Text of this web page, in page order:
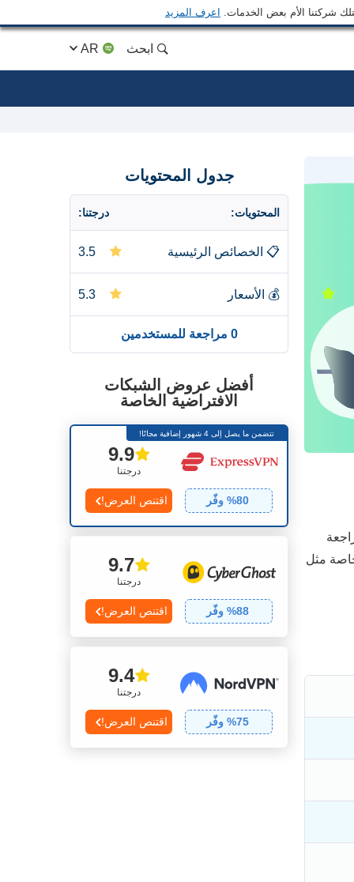
شركتنا الأم بعض الخدمات. اعرف المزيد
ابحث
مثل
جدول المحتويات
المحتويات: درجتنا:
📋 الخصائص الرئيسية 3.5
💰 الأسعار 5.3
0 مراجعة للمستخدمين
أفضل عروض الشبكات
الافتراضية الخاصة
تتضمن ما يصل إلى 4 شهور إضافية مجانًا!
درجتنا
9.9
80% وفّر اقتنص العرض!
درجتنا
9.7
88% وفّر اقتنص العرض!
درجتنا
9.4
75% وفّر اقتنص العرض!